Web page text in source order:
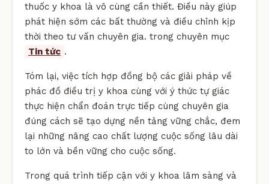
thuốc y khoa là vô cùng cần thiết. Điều này giúp
phát hiện sớm các bất thường và điều chỉnh kịp
thời theo tư vấn chuyên gia. trong chuyên mục
Tin tức .
Tóm lại, việc tích hợp đồng bộ các giải pháp về
phác đồ điều trị y khoa cùng với ý thức tự giác
thực hiện chẩn đoán trực tiếp cùng chuyên gia
đúng cách sẽ tạo dựng nền tảng vững chắc, đem
lại những nâng cao chất lượng cuộc sống lâu dài
to lớn và bền vững cho cuộc sống.
Trong quá trình tiếp cận với y khoa lâm sàng và